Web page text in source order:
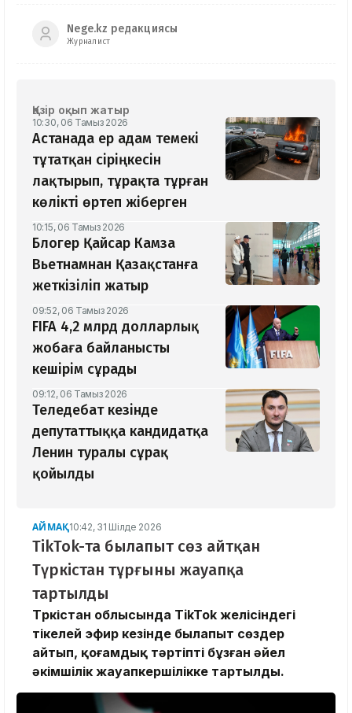
Nege.kz редакциясы
Журналист
Қазір оқып жатыр
10:30, 06 Тамыз 2026
Астанада ер адам темекі
тұтатқан сіріңкесін
лақтырып, тұрақта тұрған
көлікті өртеп жіберген
10:15, 06 Тамыз 2026
Блогер Қайсар Камза
Вьетнамнан Қазақстанға
жеткізіліп жатыр
09:52, 06 Тамыз 2026
FIFA 4,2 млрд долларлық
жобаға байланысты
кешірім сұрады
09:12, 06 Тамыз 2026
Теледебат кезінде
депутаттыққа кандидатқа
Ленин туралы сұрақ
қойылды
АЙМАҚ10:42, 31 Шілде 2026
TikTok-та былапыт сөз айтқан
Түркістан тұрғыны жауапқа
тартылды
Түркістан облысында TikTok желісіндегі
тікелей эфир кезінде былапыт сөздер
айтып, қоғамдық тәртіпті бұзған әйел
әкімшілік жауапкершілікке тартылды.